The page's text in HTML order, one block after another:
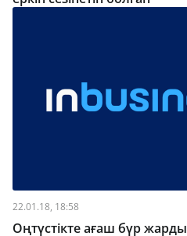
22.01.18, 18:58
Оңтүстікте ағаш бүр жарды